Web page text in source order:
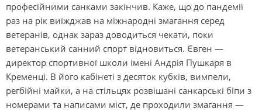
професійними санками закінчив. Каже, що до пандемії
раз на рік виїжджав на міжнародні змагання серед
ветеранів, однак зараз доводиться чекати, поки
ветеранський санний спорт відновиться. Євген —
директор спортивної школи імені Андрія Пушкаря в
Кременці. В його кабінеті з десяток кубків, вимпели,
регбійні майки, а на стільцях розвішані санкарські біпи з
номерами та написами міст, де проходили змагання —